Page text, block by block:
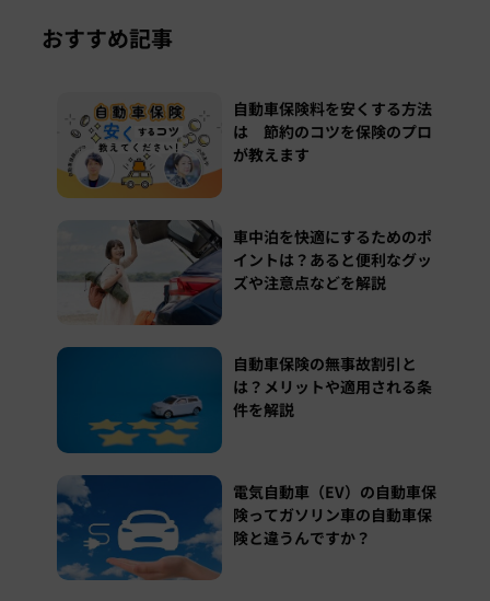
おすすめ記事
自動車保険料を安くする方法
は 節約のコツを保険のプロ
が教えます
車中泊を快適にするためのポ
イントは？あると便利なグッ
ズや注意点などを解説
自動車保険の無事故割引と
は？メリットや適用される条
件を解説
電気自動車（EV）の自動車保
険ってガソリン車の自動車保
険と違うんですか？